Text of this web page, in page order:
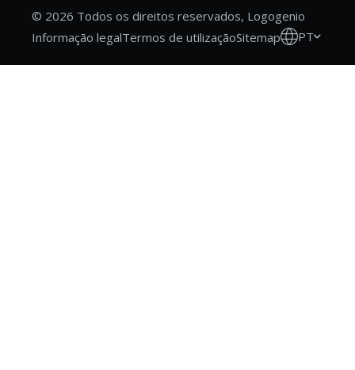
© 2026 Todos os direitos reservados, Logogenio
Informação legalTermos de utilizaçãoSitemap PT